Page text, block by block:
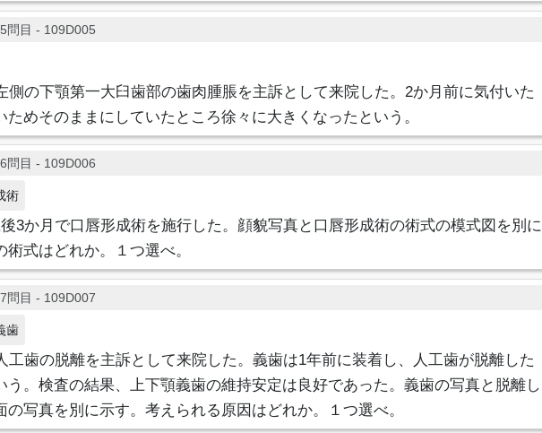
問目 - 109D005
側の下顎第一大臼歯部の歯肉腫脹を主訴として来院した。2か月前に気付いた
ためそのままにしていたところ徐々に大きくなったという。
問目 - 109D006
術
3か月で口唇形成術を施行した。顔貌写真と口唇形成術の術式の模式図を別に
式はどれか。１つ選べ。
問目 - 109D007
歯
工歯の脱離を主訴として来院した。義歯は1年前に装着し、人工歯が脱離した
う。検査の結果、上下顎義歯の維持安定は良好であった。義歯の写真と脱離し
の写真を別に示す。考えられる原因はどれか。１つ選べ。